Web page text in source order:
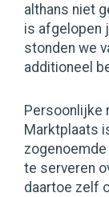
althans niet
is afgelopen
stonden we
additioneel
Persoonlijke
Marktplaats
te serveren
daartoe zelf